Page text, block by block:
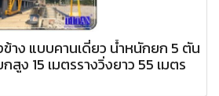
าง แบบคานเดี่ยว น้ำหนักยก 5 ตัน
สูง 15 เมตรรางวิ่งยาว 55 เมตร